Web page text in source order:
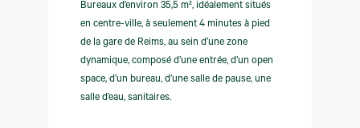
Bureaux d’environ 35,5 m², idéalement situés
en centre-ville, à seulement 4 minutes à pied
de la gare de Reims, au sein d’une zone
dynamique, composé d’une entrée, d’un open
space, d’un bureau, d’une salle de pause, une
salle d’eau, sanitaires.